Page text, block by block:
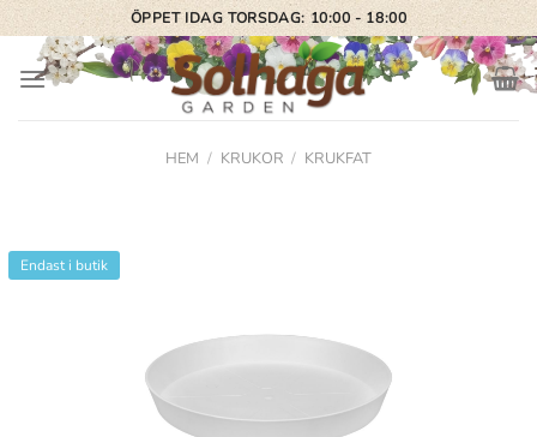
Skip
to
content
ÖPPET IDAG TORSDAG: 10:00 - 18:00
HEM / KRUKOR / KRUKFAT
Endast i butik